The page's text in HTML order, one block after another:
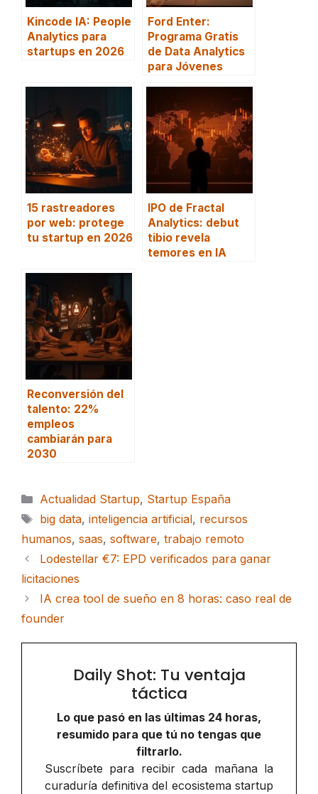
Kincode IA: People
Analytics para
startups en 2026
Ford Enter:
Programa Gratis
de Data Analytics
para Jóvenes
15 rastreadores
por web: protege
tu startup en 2026
IPO de Fractal
Analytics: debut
tibio revela
temores en IA
Reconversión del
talento: 22%
empleos
cambiarán para
2030
Categorías
Actualidad Startup, Startup España
Etiquetas
big data, inteligencia artificial, recursos
humanos, saas, software, trabajo remoto
Lodestellar €7: EPD verificados para ganar
licitaciones
IA crea tool de sueño en 8 horas: caso real de
founder
Daily Shot: Tu ventaja
táctica
Lo que pasó en las últimas 24 horas,
resumido para que tú no tengas que
filtrarlo.
Suscríbete para recibir cada mañana la
curaduría definitiva del ecosistema startup